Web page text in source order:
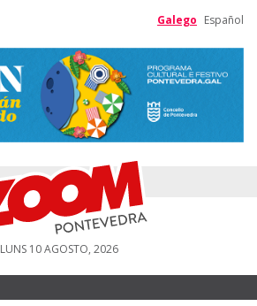
Galego Español
LUNS 10 AGOSTO, 2026